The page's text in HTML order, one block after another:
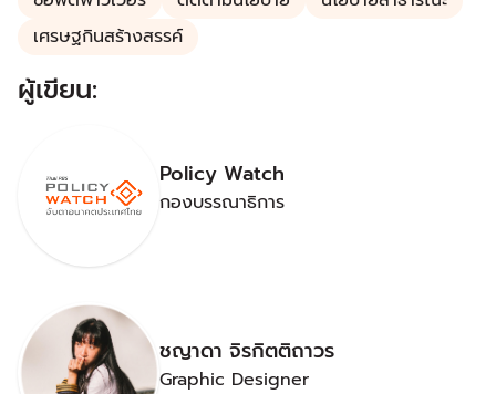
เศรษฐกินสร้างสรรค์
ผู้เขียน:
Policy Watch
กองบรรณาธิการ
ชญาดา จิรกิตติถาวร
Graphic Designer